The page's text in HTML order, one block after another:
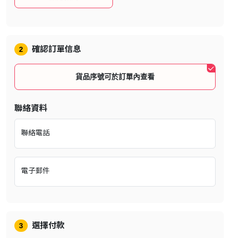
遊戲人數：多人
搜刮、生存、茁壯成長
無比的世界中搜刮遺留下來的資源。您可單人獨自遊玩或組成最多三
2 確認訂單信息
貨品序號可於訂單內查看
聯絡資料
聯絡電話
電子郵件
3 選擇付款